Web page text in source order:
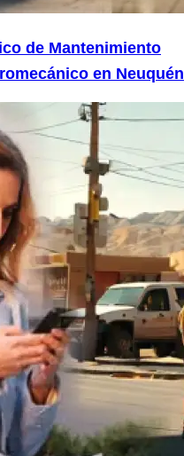
de Mantenimiento
en Neuquén